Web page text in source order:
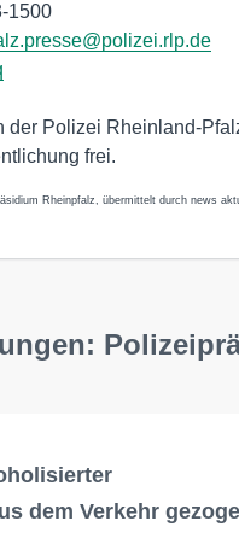
1500
der Polizei Rheinland-
frei.
Rheinpfalz, übermittelt durch news
dem Verkehr